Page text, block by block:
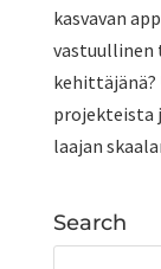
kasvavan
vastuullinen
kehittäjänä?
projekteista
laajan
Search